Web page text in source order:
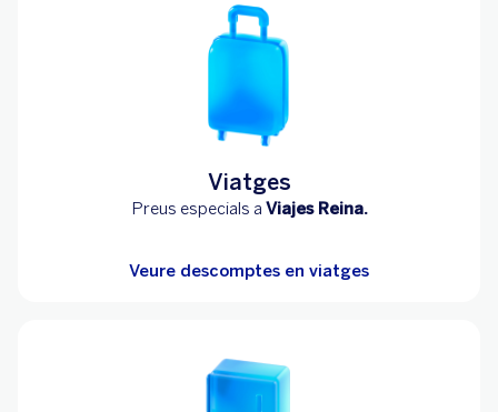
Viatges
Preus especials a Viajes Reina.
Veure descomptes en viatges